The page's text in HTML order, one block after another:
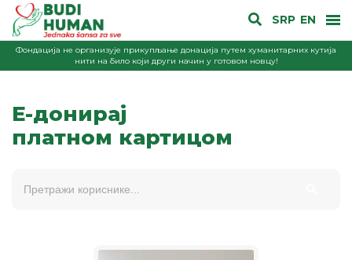
SRP EN
Фондација не организује прикупљање донација путем хуманитарних кутија
нити на било који други начин у готовом новцу!
E-донирај
платном картицом